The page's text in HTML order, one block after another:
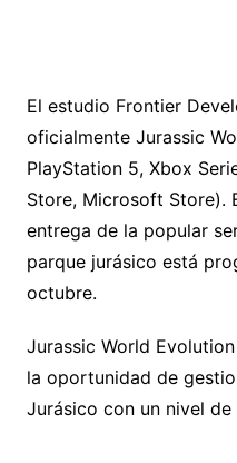
El estudio Frontier
oficialmente Jurassic
PlayStation 5, Xbox
Store, Microsoft Store).
entrega de la popular
parque jurásico está
octubre.
Jurassic World
la oportunidad de
Jurásico con un nivel